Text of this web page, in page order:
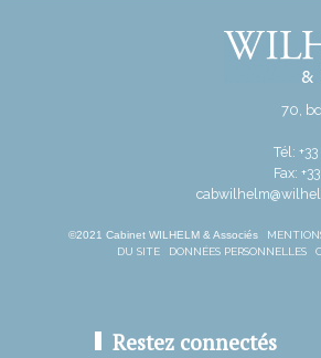
70,
Tél:
Fax:
©2021 Cabinet WILHELM & Associés
DU SITE
DONNÉES PERSONNELLES
Restez connectés